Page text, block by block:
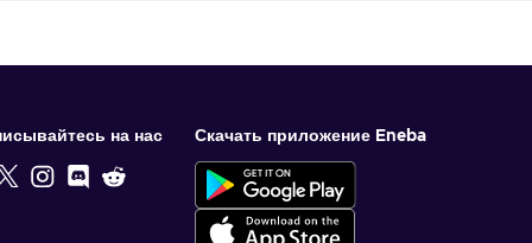
на нас Скачать приложение Eneba